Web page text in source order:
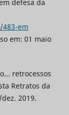
defesa da
em
em: 01 maio
retrocessos
Retratos da
2019.